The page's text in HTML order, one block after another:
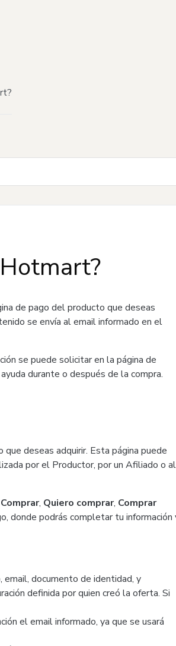
de pago del producto que deseas
se envía al email informado en el
se puede solicitar en la página de
durante o después de la compra.
deseas adquirir. Esta página puede
por el Productor, por un Afiliado o al
Comprar, Quiero comprar, Comprar
donde podrás completar tu información
documento de identidad, y
definida por quien creó la oferta. Si
el email informado, ya que se usará